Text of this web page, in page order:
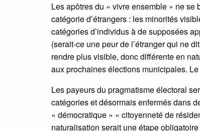
Les apôtres du « vivre ensemble » ne se
catégorie d’étrangers : les minorités
catégories d’individus à de supposées
(serait-ce une peur de l’étranger qui ne
rendre plus visible, donc différente en
aux prochaines élections municipales.
Les payeurs du pragmatisme électoral
catégories et désormais enfermés dans
« démocratique » « citoyenneté de
naturalisation serait une étape